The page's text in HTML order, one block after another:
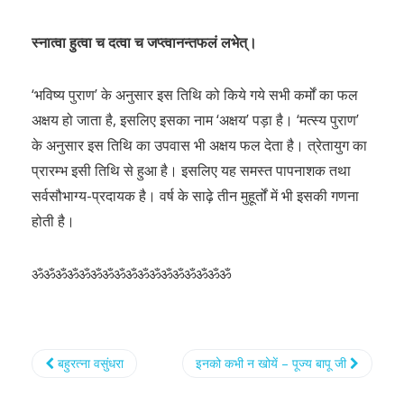
स्नात्वा हुत्वा च दत्वा च जप्त्वानन्तफलं लभेत्।
‘भविष्य पुराण’ के अनुसार इस तिथि को किये गये सभी कर्मों का फल
अक्षय हो जाता है, इसलिए इसका नाम ‘अक्षय’ पड़ा है। ‘मत्स्य पुराण’
के अनुसार इस तिथि का उपवास भी अक्षय फल देता है। त्रेतायुग का
प्रारम्भ इसी तिथि से हुआ है। इसलिए यह समस्त पापनाशक तथा
सर्वसौभाग्य-प्रदायक है। वर्ष के साढ़े तीन मुहूर्तों में भी इसकी गणना
होती है।
ॐॐॐॐॐॐॐॐॐॐॐॐॐॐॐॐॐ
बहुरत्ना वसुंधरा इनको कभी न खोयें – पूज्य बापू जी